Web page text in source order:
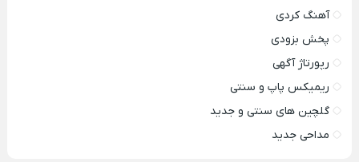
آهنگ کردی
پخش بزودی
رپورتاژ آگهی
ریمیکس پاپ و سنتی
گلچین های سنتی و جدید
مداحی جدید